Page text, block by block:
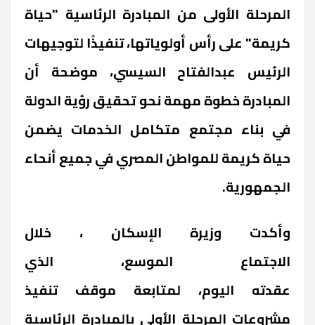
المرحلة الأولى من المبادرة الرئاسية "حياة
كريمة" على رأس أولوياتها، تنفيذًا لتوجيهات
الرئيس عبدالفتاح السيسي، موضحة أن
المبادرة خطوة مهمة نحو تحقيق رؤية الدولة
في بناء مجتمع متكامل الخدمات يضمن
حياة كريمة للمواطن المصري في جميع أنحاء
الجمهورية.
وأكدت وزيرة الإسكان ، خلال
الاجتماع الموسع، الذي
عقدته اليوم، لمتابعة موقف تنفيذ
مشروعات المرحلة الأولى بالمبادرة الرئاسية